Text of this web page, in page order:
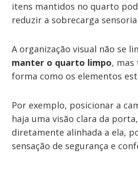
itens mantidos no quarto
reduzir a sobrecarga
A organização visual não se
manter o quarto limpo, mas
forma como os elementos
Por exemplo, posicionar a
haja uma visão clara da
diretamente alinhada a ela,
sensação de segurança e